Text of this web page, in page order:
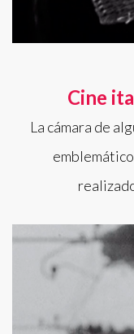
Cine
La cámara de